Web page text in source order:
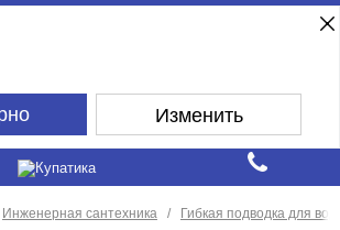
Изменить
Инженерная сантехника Гибкая подводка для